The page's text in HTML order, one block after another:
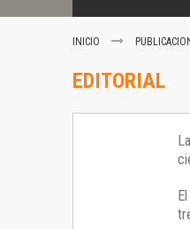
INICIO
EDITORIAL